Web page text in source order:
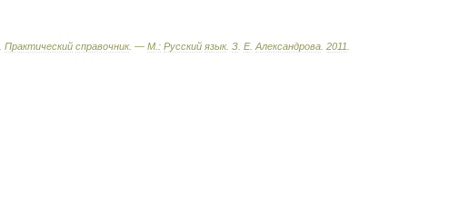
Практический справочник. — М : Русский язык. З Е. Александрова 2011